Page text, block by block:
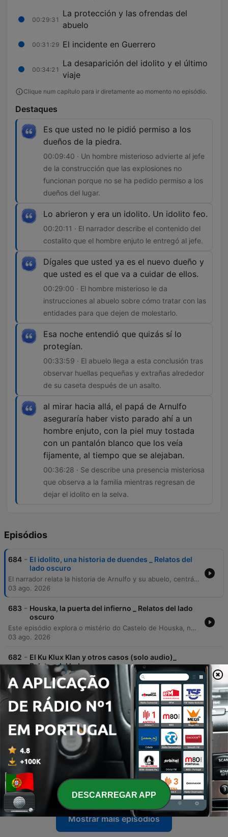
00:29:31
La protección y las ofrendas del
abuelo
00:31:29 El incidente en Guerrero
00:34:21
La desaparición del idolito y el último
viaje
Clique num capítulo para ir diretamente ao momento no episódio.
Destaques
Es que usted no le pidió permiso a los
dueños de la piedra.
00:09:40 · Un hombre misterioso advierte al jefe
de la construcción que las explosiones no
funcionan porque no se ha pedido permiso a los
dueños del lugar.
Lo abrieron y era un idolito. Un idolito feo.
00:20:11 · El narrador describe el contenido del
costalito que el hombre enjuto le entregó al jefe.
Dígales que usted ya es el nuevo dueño y
que usted es el que va a cuidar de ellos.
00:29:00 · El hombre misterioso le da
instrucciones al abuelo sobre cómo tratar con las
entidades para que dejen de molestarlo.
Esa noche entendió que quizás sí lo
protegían.
00:33:59 · El abuelo llega a esta conclusión tras
observar huellas pequeñas y extrañas alrededor
de su caseta después de un asalto.
al mirar hacia allá, el papá de Arnulfo
aseguraría haber visto parado ahí a un
hombre enjuto, con la piel muy tostada
con un pantalón blanco que los veía
fijamente, al tiempo que se alejaban.
00:36:28 · Se describe una presencia misteriosa
que observa a la familia mientras regresan de
dejar el idolito en la selva.
Episódios
684 - El idolito, una historia de duendes _ Relatos del
lado oscuro
El narrador relata la historia de Arnulfo y su abuelo, centrándose en una experiencia laboral en la selva de Tabasco durante los años 50, donde enfrentaron fenómenos inexplicables atribuidos a la falta de permiso ante los dueños de la tierra. Tras recibir un ídolo de piedra de un hombre misterioso, el abuelo experimentó sucesos paranormales y problemas mecánicos en su hogar, lo que lo llevó a crear un altar en la selva para apaciguar a las entidades. Posteriormente, tras sobrevivir ileso a un ataque delictivo en Guerrero, el abuelo confirmó la protección de estos seres al hallar huellas extrañas alrededor de su caseta. Antes de morir, organizó un viaje para devolver el ídolo a la selva, presenciando una figura misteriosa durante su partida.
03 ago. 2026
683 - Houska, la puerta del infierno _ Relatos del lado
oscuro
Este episódio explora o mistério do Castelo de Houska, na República Checa, uma construção cuja arquitetura sugere que seu propósito não era a defesa externa, mas sim o confinamento de entidades vindas de uma fenda no subsolo. A narrativa detalha as crenças sobre este portal para o inferno e a iconografia demoníقia presente em suas estruturas. A investigação percorre desde os relatos de terror de soldados no século XVII até o uso do local por organizações nazistas para ritos ancestrais e sacrifícios. O episódio aborda também as tentativas soviéticas de transformar o castelo em um sanatório, que foram interrompidas por eventos misteriosos, como contaminações radioativas e acidentes inexplicáveis.
03 ago. 2026
682 - El Ku Klux Klan y otros casos (solo audio)_
Relatos del lado oscuro
Este episodio analiza el fenómeno histórico y contemporáneo de los linchamientos, explorando sus raíces etimológicas y sus manifestaciones en distintos contextos globales. Se examina la historia de Estados Unidos, desde el origen del término vinculado a Charles Lynch hasta la brutalidad del Ku Klux Klan y el uso de postales macabras como recuerdo de ejecuciones extrajudiciales basadas en la supremacía racial. Asimismo, se establece un contraste con la dinámica observada en México, donde los linchamientos suelen derivar de una crisis de impunidad y la propagación de rumores en comunidades marginadas. El análisis concluye comparando estas prácticas con situaciones extremas en otros continentes, donde la violencia surge por necesidades básicas o conflictos religiosos, subrayando que el linchamiento persiste como una práctica brutal en el siglo XXI.
03 ago. 2026
681 -
Experimento Bacci, las voces de los muertos
||Relatos del lado oscuro
Este episodio explora el fenómeno de la transcomunicación instrumental, diferenciando entre psicofonías y técnicas complejas como las voces directas. Se profundiza en la historia del investigador italiano Marcelo Bacci, quien utilizaba radios de bulbos para captar mensajes de personas fallecidas a través de la onda corta. Asimismo, se detallan investigaciones científicas y experimentos realizados para verificar la autenticidad de estas voces, incluyendo pruebas técnicas para descartar fraudes. El episodio aborda también el papel de los espíritus guías en el proceso mediúmico y analiza mensajes sobre la vida después de la muerte encontrados en las grabaciones de Bacci.
27 jul. 2026
680 - La muerte de Juan Pablo I ¿Conspiración ||
Relatos del lado oscuro
Este episodio analiza el histórico caso de la muerte de Juan Pablo I, explorando el contexto de una Iglesia Católica marcada por las reformas del Concilio Vaticano II y tensiones internas. A través de diversas fuentes documentales, se examina la vida de Albino Luciani, desde su humilde infancia hasta su breve pero impactante pontificado. El programa profundiza en las controversias y teorías de conspiración que rodean su inesperado fallecimiento a los 33 días de asumir el cargo. Se detallan las irregularidades en el manejo de su cuerpo, la falta de una autopsia y las presuntas implicaciones de figuras como Paul Marcinkus, vinculando estos eventos con escándalos financieros, la mafia y profecías religiosas.
27 jul. 2026
Mostrar mais episódios
DESCARREGAR APP